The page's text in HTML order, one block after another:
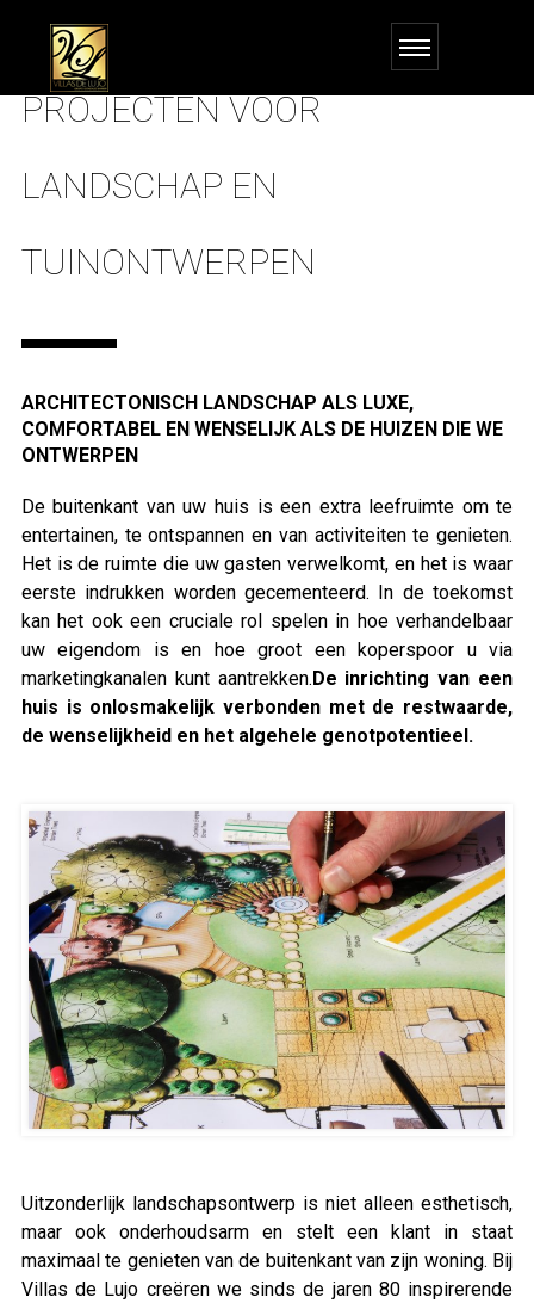
PROJECTEN VOOR
LANDSCHAP EN
TUINONTWERPEN
ARCHITECTONISCH LANDSCHAP ALS LUXE,
COMFORTABEL EN WENSELIJK ALS DE HUIZEN DIE WE
ONTWERPEN
De buitenkant van uw huis is een extra leefruimte om te
entertainen, te ontspannen en van activiteiten te genieten.
Het is de ruimte die uw gasten verwelkomt, en het is waar
eerste indrukken worden gecementeerd. In de toekomst
kan het ook een cruciale rol spelen in hoe verhandelbaar
uw eigendom is en hoe groot een koperspoor u via
marketingkanalen kunt aantrekken.De inrichting van een
huis is onlosmakelijk verbonden met de restwaarde,
de wenselijkheid en het algehele genotpotentieel.
Uitzonderlijk landschapsontwerp is niet alleen esthetisch,
maar ook onderhoudsarm en stelt een klant in staat
maximaal te genieten van de buitenkant van zijn woning. Bij
Villas de Lujo creëren we sinds de jaren 80 inspirerende